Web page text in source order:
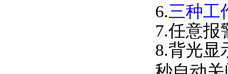
6.三种工
7.任意报
8.背光显